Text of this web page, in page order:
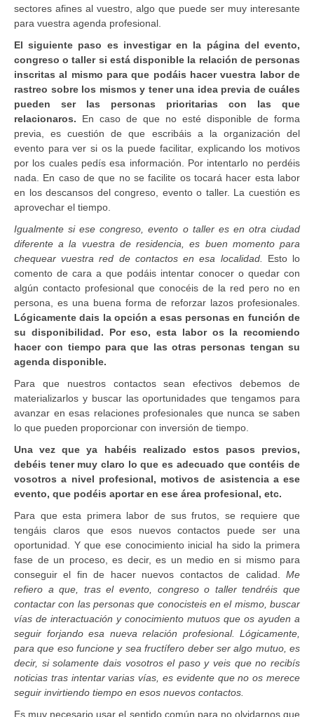
sectores afines al vuestro, algo que puede ser muy interesante
para vuestra agenda profesional.
El siguiente paso es investigar en la página del evento,
congreso o taller si está disponible la relación de personas
inscritas al mismo para que podáis hacer vuestra labor de
rastreo sobre los mismos y tener una idea previa de cuáles
pueden ser las personas prioritarias con las que
relacionaros. En caso de que no esté disponible de forma
previa, es cuestión de que escribáis a la organización del
evento para ver si os la puede facilitar, explicando los motivos
por los cuales pedís esa información. Por intentarlo no perdéis
nada. En caso de que no se facilite os tocará hacer esta labor
en los descansos del congreso, evento o taller. La cuestión es
aprovechar el tiempo.
Igualmente si ese congreso, evento o taller es en otra ciudad
diferente a la vuestra de residencia, es buen momento para
chequear vuestra red de contactos en esa localidad.
Esto lo
comento de cara a que podáis intentar conocer o quedar con
algún contacto profesional que conocéis de la red pero no en
persona, es una buena forma de reforzar lazos profesionales.
Lógicamente dais la opción a esas personas en función de
su disponibilidad. Por eso, esta labor os la recomiendo
hacer con tiempo para que las otras personas tengan su
agenda disponible.
Para que nuestros contactos sean efectivos debemos de
materializarlos y buscar las oportunidades que tengamos para
avanzar en esas relaciones profesionales que nunca se saben
lo que pueden proporcionar con inversión de tiempo.
Una vez que ya habéis realizado estos pasos previos,
debéis tener muy claro lo que es adecuado que contéis de
vosotros a nivel profesional, motivos de asistencia a ese
evento, que podéis aportar en ese área profesional, etc.
Para que esta primera labor de sus frutos, se requiere que
tengáis claros que esos nuevos contactos puede ser una
oportunidad. Y que ese conocimiento inicial ha sido la primera
fase de un proceso, es decir, es un medio en si mismo para
conseguir el fin de hacer nuevos contactos de calidad. Me
refiero a que, tras el evento, congreso o taller tendréis que
contactar con las personas que conocisteis en el mismo, buscar
vías de interactuación y conocimiento mutuos que os ayuden a
seguir forjando esa nueva relación profesional. Lógicamente,
para que eso funcione y sea fructífero deber ser algo mutuo, es
decir, si solamente dais vosotros el paso y veis que no recibís
noticias tras intentar varias vías, es evidente que no os merece
seguir invirtiendo tiempo en esos nuevos contactos.
Es muy necesario usar el sentido común para no olvidarnos que